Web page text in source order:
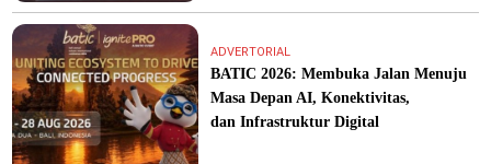
ADVERTORIAL
BATIC 2026: Membuka Jalan Menuju
Masa Depan AI, Konektivitas,
dan Infrastruktur Digital